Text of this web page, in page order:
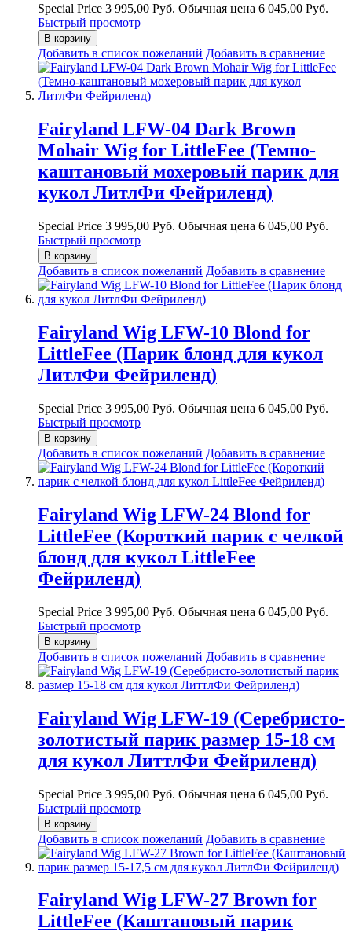
Special Price 3 995,00 Руб. Обычная цена 6 045,00 Руб.
Быстрый просмотр
В корзину
Добавить в список пожеланий Добавить в сравнение
Fairyland LFW-04 Dark Brown
Mohair Wig for LittleFee (Темно-
каштановый мохеровый парик для
кукол ЛитлФи Фейриленд)
Special Price 3 995,00 Руб. Обычная цена 6 045,00 Руб.
Быстрый просмотр
В корзину
Добавить в список пожеланий Добавить в сравнение
Fairyland Wig LFW-10 Blond for
LittleFee (Парик блонд для кукол
ЛитлФи Фейриленд)
Special Price 3 995,00 Руб. Обычная цена 6 045,00 Руб.
Быстрый просмотр
В корзину
Добавить в список пожеланий Добавить в сравнение
Fairyland Wig LFW-24 Blond for
LittleFee (Короткий парик с челкой
блонд для кукол LittleFee
Фейриленд)
Special Price 3 995,00 Руб. Обычная цена 6 045,00 Руб.
Быстрый просмотр
В корзину
Добавить в список пожеланий Добавить в сравнение
Fairyland Wig LFW-19 (Серебристо-
золотистый парик размер 15-18 см
для кукол ЛиттлФи Фейриленд)
Special Price 3 995,00 Руб. Обычная цена 6 045,00 Руб.
Быстрый просмотр
В корзину
Добавить в список пожеланий Добавить в сравнение
Fairyland Wig LFW-27 Brown for
LittleFee (Каштановый парик